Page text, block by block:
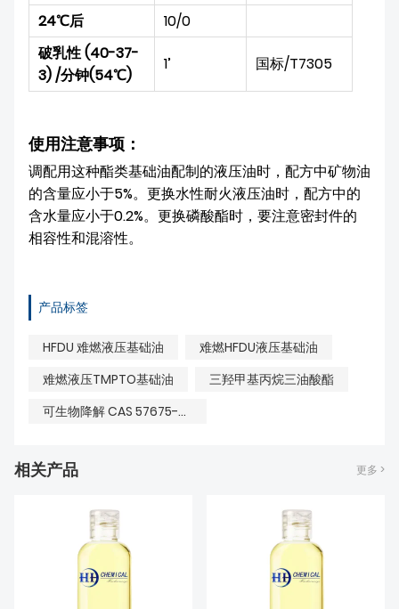
24℃后
10/0
破乳性 (40-37-
3) /分钟(54℃)
1’ 国标/T7305
使用注意事项：
调配用这种酯类基础油配制的液压油时，配方中矿物油
的含量应小于5%。更换水性耐火液压油时，配方中的
含水量应小于0.2%。更换磷酸酯时，要注意密封件的
相容性和混溶性。
产品标签
HFDU 难燃液压基础油
难燃HFDU液压基础油
难燃液压TMPTO基础油
三羟甲基丙烷三油酸酯
可生物降解 CAS 57675-44-2
相关产品 更多 >